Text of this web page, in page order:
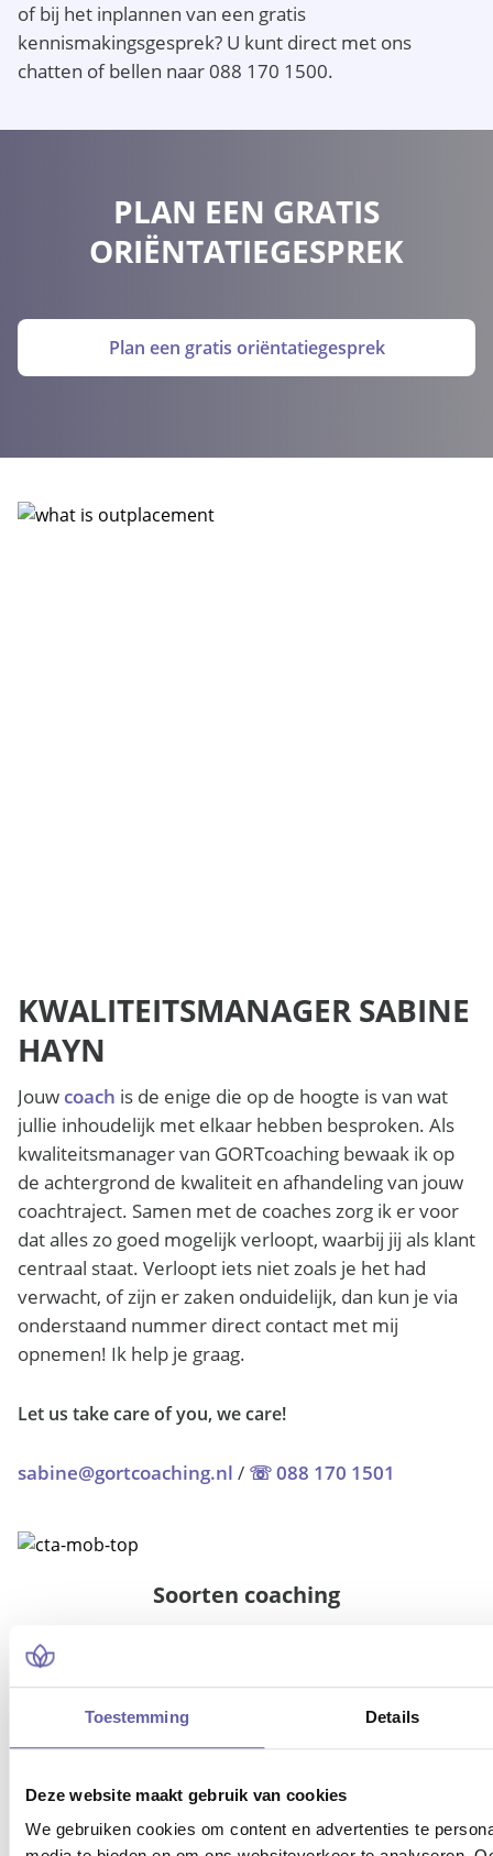
Toestemming Details
Deze website maakt gebruik van cookies
We gebruiken cookies om content en advertenties te
of bij het inplannen van een gratis
kennismakingsgesprek? U kunt direct met ons
chatten of bellen naar 088 170 1500.
PLAN EEN GRATIS
ORIËNTATIEGESPREK
Plan een gratis oriëntatiegesprek
KWALITEITSMANAGER SABINE
HAYN
Jouw coach is de enige die op de hoogte is van wat
jullie inhoudelijk met elkaar hebben besproken. Als
kwaliteitsmanager van GORTcoaching bewaak ik op
de achtergrond de kwaliteit en afhandeling van jouw
coachtraject. Samen met de coaches zorg ik er voor
dat alles zo goed mogelijk verloopt, waarbij jij als klant
centraal staat. Verloopt iets niet zoals je het had
verwacht, of zijn er zaken onduidelijk, dan kun je via
onderstaand nummer direct contact met mij
opnemen! Ik help je graag.
Let us take care of you, we care!
sabine@gortcoaching.nl / ☏ 088 170 1501
Soorten coaching